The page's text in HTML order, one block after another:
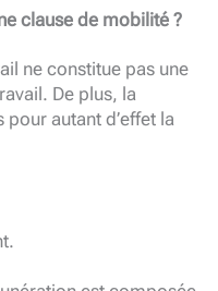
clause de mobilité ?
ne constitue pas une
De plus, la
autant d’effet la